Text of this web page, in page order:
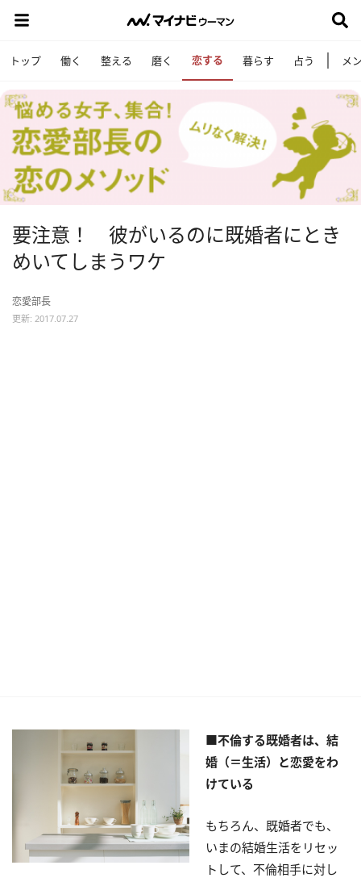
トップ 働く 整える 磨く 恋する 暮らす 占う メ
要注意！ 彼がいるのに既婚者にとき
めいてしまうワケ
恋愛部長
更新: 2017.07.27
■不倫する既婚者は、結
婚（＝生活）と恋愛をわ
けている
もちろん、既婚者でも、
いまの結婚生活をリセッ
トして、不倫相手に対し